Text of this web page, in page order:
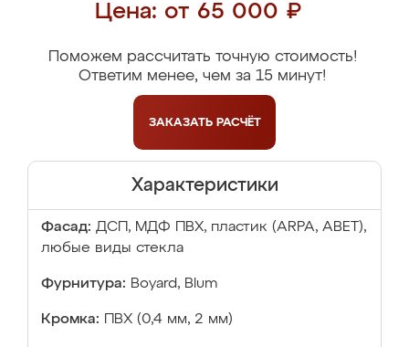
Цена: от 65 000 ₽
Поможем рассчитать точную стоимость!
Ответим менее, чем за 15 минут!
ЗАКАЗАТЬ РАСЧЁТ
Характеристики
Фасад: ДСП, МДФ ПВХ, пластик (ARPA, ABET),
любые виды стекла
Фурнитура: Boyard, Blum
Кромка: ПВХ (0,4 мм, 2 мм)